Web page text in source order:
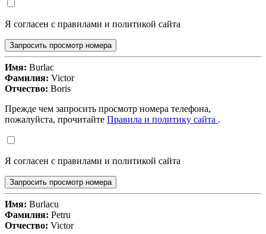
Я согласен с правилами и политикой сайта
Запросить просмотр номера
Имя: Burlac
Фамилия: Victor
Отчество: Boris
Прежде чем запросить просмотр номера телефона,
пожалуйста, прочитайте Правила и политику сайта .
Я согласен с правилами и политикой сайта
Запросить просмотр номера
Имя: Burlacu
Фамилия: Petru
Отчество: Victor